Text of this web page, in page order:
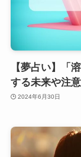
【夢占い】「
する未来や注
2024年6月30日